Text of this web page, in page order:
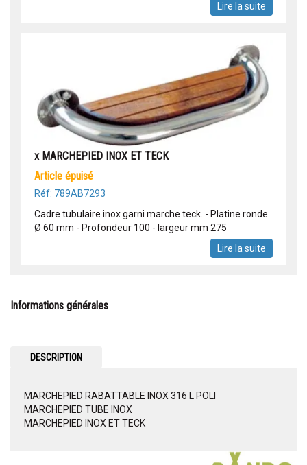
Lire la suite
x MARCHEPIED INOX ET TECK
article épuisé
Réf: 789AB7293
Cadre tubulaire inox garni marche teck. - Platine ronde
Ø 60 mm - Profondeur 100 - largeur mm 275
Lire la suite
Informations générales
DESCRIPTION
MARCHEPIED RABATTABLE INOX 316 L POLI
MARCHEPIED TUBE INOX
MARCHEPIED INOX ET TECK